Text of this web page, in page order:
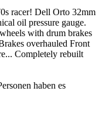
racer! Dell Orto 32mm
oil pressure gauge.
with drum brakes
overhauled Front
Completely rebuilt
haben es